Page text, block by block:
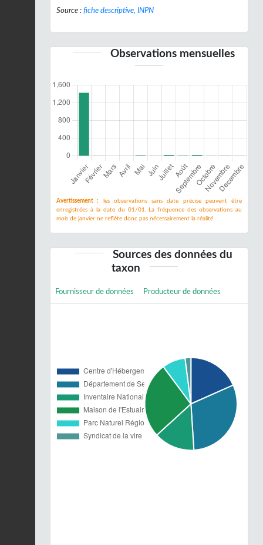
Source : fiche descriptive, INPN
Observations mensuelles
Avertissement :
les observations sans date précise peuvent être
enregistrées à la date du 01/01. La fréquence des observations au
mois de janvier ne reflète donc pas nécessairement la réalité.
Sources des données du
taxon
Fournisseur de données Producteur de données